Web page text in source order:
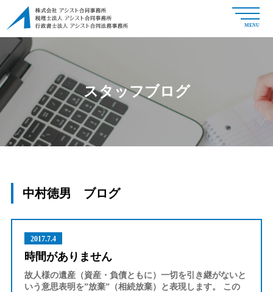
MENU
スタッフブログ
中村徳男 ブログ
2017.7.4
時間がありません
故人様の遺産（資産・負債ともに）一切を引き継がないと
いう意思表明を”放棄”（相続放棄）と表現します。 この